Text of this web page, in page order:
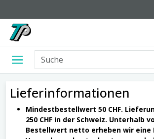
Lieferinformationen
Mindestbestellwert 50 CHF.
250 CHF in der Schweiz. Unterhalb
Bestellwert netto erheben wir eine